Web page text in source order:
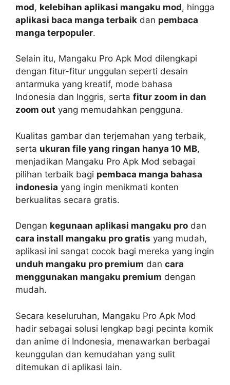
mod, kelebihan aplikasi mangaku mod, hingga
aplikasi baca manga terbaik dan pembaca
manga terpopuler.
Selain itu, Mangaku Pro Apk Mod dilengkapi
dengan fitur-fitur unggulan seperti desain
antarmuka yang kreatif, mode bahasa
Indonesia dan Inggris, serta fitur zoom in dan
zoom out yang memudahkan pengguna.
Kualitas gambar dan terjemahan yang terbaik,
serta ukuran file yang ringan hanya 10 MB,
menjadikan Mangaku Pro Apk Mod sebagai
pilihan terbaik bagi pembaca manga bahasa
indonesia yang ingin menikmati konten
berkualitas secara gratis.
Dengan kegunaan aplikasi mangaku pro dan
cara install mangaku pro gratis yang mudah,
aplikasi ini sangat cocok bagi mereka yang ingin
unduh mangaku pro premium dan cara
menggunakan mangaku premium dengan
mudah.
Secara keseluruhan, Mangaku Pro Apk Mod
hadir sebagai solusi lengkap bagi pecinta komik
dan anime di Indonesia, menawarkan berbagai
keunggulan dan kemudahan yang sulit
ditemukan di aplikasi lain.